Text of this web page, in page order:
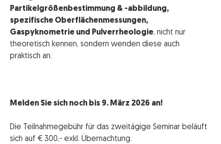
Partikelgrößenbestimmung & -abbildung,
spezifische Oberflächenmessungen,
Gaspyknometrie und Pulverrheologie, nicht nur
theoretisch kennen, sondern wenden diese auch
praktisch an.
Melden Sie sich noch bis 9. März 2026 an!
Die Teilnahmegebühr für das zweitägige Seminar beläuft
sich auf € 300,- exkl. Übernachtung.